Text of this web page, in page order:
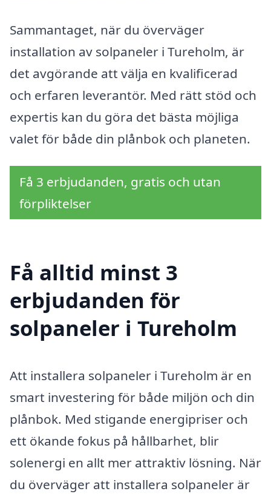
Sammantaget, när du överväger
installation av solpaneler i Tureholm, är
det avgörande att välja en kvalificerad
och erfaren leverantör. Med rätt stöd och
expertis kan du göra det bästa möjliga
valet för både din plånbok och planeten.
Få 3 erbjudanden, gratis och utan
förpliktelser
Få alltid minst 3
erbjudanden för
solpaneler i Tureholm
Att installera solpaneler i Tureholm är en
smart investering för både miljön och din
plånbok. Med stigande energipriser och
ett ökande fokus på hållbarhet, blir
solenergi en allt mer attraktiv lösning. När
du överväger att installera solpaneler är